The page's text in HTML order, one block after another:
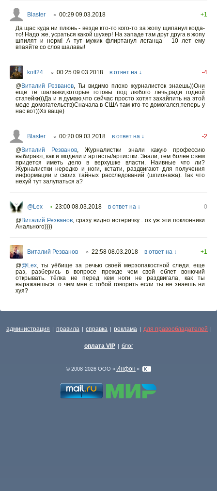
Blaster ○ 00:29 09.03.2018
+1
Да щас куда ни плюнь - везде кто-то кого-то за жопу щипанул когда-
то! Надо же, усраться какой шухер! На западе там друг друга в жопу
шпилят и норм! А тут мужик флиртанул леганца - 10 лет ему
впаяйте со слов шалавы!
kott24 ○ 00:25 09.03.2018 в ответ на ↓
-4
@Виталий Резванов, Ты видимо плохо журналисток знаешь))Они
еще те шалавки,которые готовы под любого лечь,ради годной
статейки))Да и я думаю,что сейчас просто хотят захайпить на этой
моде домогательств)Сначала в США там кто-то домогался,теперь у
нас вот))Хз ваще)
Blaster ○ 00:20 09.03.2018 в ответ на ↓
-2
@Виталий Резванов, Журналистки знали какую профессию
выбирают, как и модели и артисты/артистки. Знали, тем более с кем
придется иметь дело в верхушке власти. Наивные что ли?
Журналистки нередко и ноги, кстати, раздвигают для получения
информации и своих тайных расследований (шпионажа). Так что
нехуй тут залупаться а?
@Lex • 23:00 08.03.2018 в ответ на ↓
0
@Виталий Резванов,сразу видно истеричку... ох уж эти поклонники
Анального))))
Виталий Резванов ○ 22:58 08.03.2018 в ответ на ↓
+1
@@Lex, ты уёбище за речью своей мерзопакостной следи. еще
раз, разберись в вопросе прежде чем свой еблет вонючий
открывать. тёлка не перед кем ноги не раздвигала, как ты
выражаешься. о чем мне с тобой говорить если ты не знаешь ни
хуя?
администрация | правила | справка | реклама | для правообладателей |
оплата VIP | блог
© 2008-2026 ООО « Инфон »